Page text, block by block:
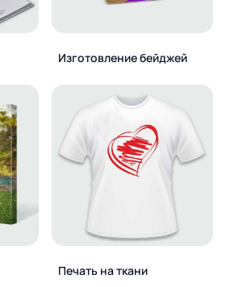
Изготовление бейджей
Печать на ткани